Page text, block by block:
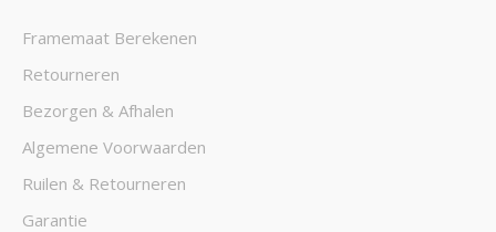
Framemaat Berekenen
Retourneren
Bezorgen & Afhalen
Algemene Voorwaarden
Ruilen & Retourneren
Garantie